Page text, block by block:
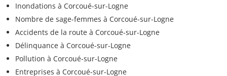
Inondations à Corcoué-sur-Logne
Nombre de sage-femmes à Corcoué-sur-Logne
Accidents de la route à Corcoué-sur-Logne
Délinquance à Corcoué-sur-Logne
Pollution à Corcoué-sur-Logne
Entreprises à Corcoué-sur-Logne